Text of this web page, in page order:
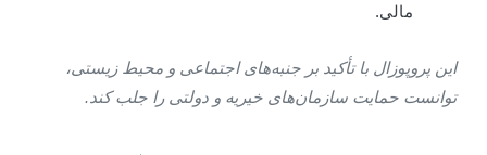
مالی.
پروپوزال با تأکید بر جنبه‌های اجتماعی و محیط زیستی،
حمایت سازمان‌های خیریه و دولتی را جلب کند.